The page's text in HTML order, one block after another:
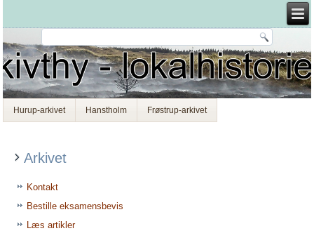
Hurup-arkivet Hanstholm Frøstrup-arkivet
Arkivet
Kontakt
Bestille eksamensbevis
Læs artikler